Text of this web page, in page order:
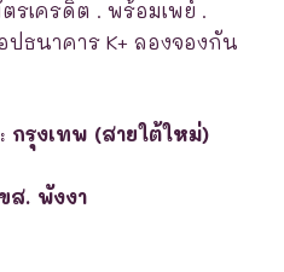
รเครดิต . พร้อมเพย์ .
ปธนาคาร K+ ลองจองกัน
: กรุงเทพ (สายใต้ใหม่)
ส. พังงา